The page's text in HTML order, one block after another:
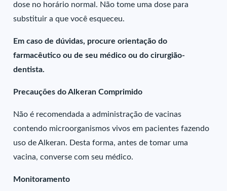
dose no horário normal. Não tome uma dose para
substituir a que você esqueceu.
Em caso de dúvidas, procure orientação do
farmacêutico ou de seu médico ou do cirurgião-
dentista.
Precauções do Alkeran Comprimido
Não é recomendada a administração de vacinas
contendo microorganismos vivos em pacientes fazendo
uso de Alkeran. Desta forma, antes de tomar uma
vacina, converse com seu médico.
Monitoramento